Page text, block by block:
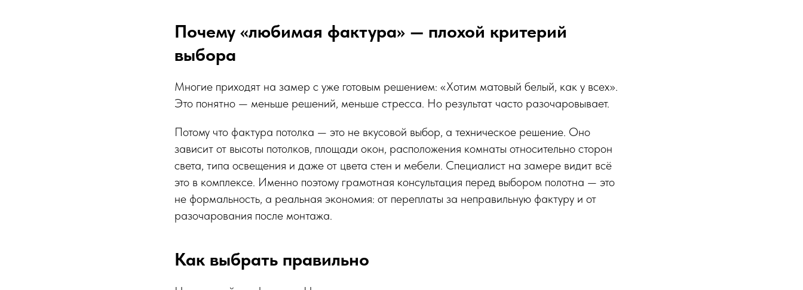
Почему «любимая фактура» — плохой критерий
выбора
Многие приходят на замер с уже готовым решением: «Хотим матовый белый, как у всех».
Это понятно — меньше решений, меньше стресса. Но результат часто разочаровывает.
Потому что фактура потолка — это не вкусовой выбор, а техническое решение. Оно
зависит от высоты потолков, площади окон, расположения комнаты относительно сторон
света, типа освещения и даже от цвета стен и мебели. Специалист на замере видит всё
это в комплексе. Именно поэтому грамотная консультация перед выбором полотна — это
не формальность, а реальная экономия: от переплаты за неправильную фактуру и от
разочарования после монтажа.
Как выбрать правильно